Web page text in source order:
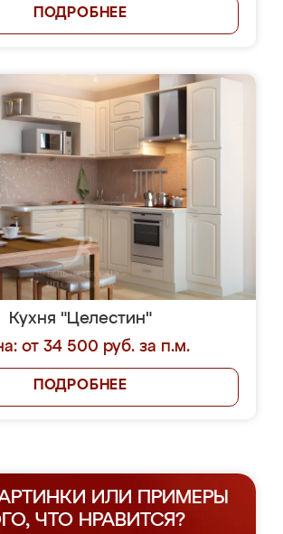
ПОДРОБНЕЕ
Кухня "Целестин"
от 34 500 руб. за п.м.
ПОДРОБНЕЕ
ИЛИ ПРИМЕРЫ
ЧТО НРАВИТСЯ?